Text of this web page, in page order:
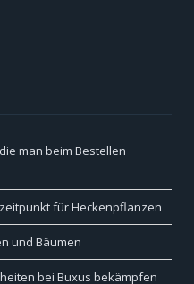
man beim Bestellen
für Heckenpflanzen
und Bäumen
bei Buxus bekämpfen